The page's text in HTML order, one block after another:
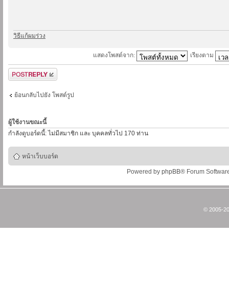
วิธีแก้ผมร่วง
แสดงโพสต์จาก: เรียงตาม
ตอบกระทู้
ย้อนกลับไปยัง โพสต์รูป
ผู้ใช้งานขณะนี้
กำลังดูบอร์ดนี้: ไม่มีสมาชิก และ บุคคลทั่วไป 170 ท่าน
หน้าเว็บบอร์ด
Powered by phpBB® Forum
© 2005-